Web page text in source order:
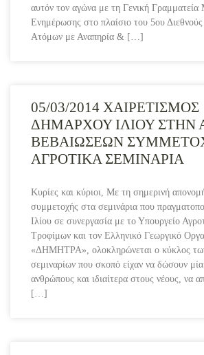
αυτόν τον αγώνα με τη Γενική
Ενημέρωσης στο πλαίσιο του 5ου
Ατόμων με Αναπηρία & […]
05/03/2014 ΧΑΙΡΕΤΙΣΜΟΣ
ΔΗΜΑΡΧΟΥ ΙΛΙΟΥ
ΒΕΒΑΙΩΣΕΩΝ
ΑΓΡΟΤΙΚΑ ΣΕΜΙΝΑΡΙΑ
Κυρίες και κύριοι, Με τη σημερινή
συμμετοχής στα σεμινάρια που
Ιλίου σε συνεργασία με το Υπουργείο
Τροφίμων και τον Ελληνικό Γεωργικό
«ΔΗΜΗΤΡΑ», ολοκληρώνεται ο κύκλος
σεμιναρίων που σκοπό είχαν να δώσουν
ανθρώπους και ιδιαίτερα στους νέους, να
[…]